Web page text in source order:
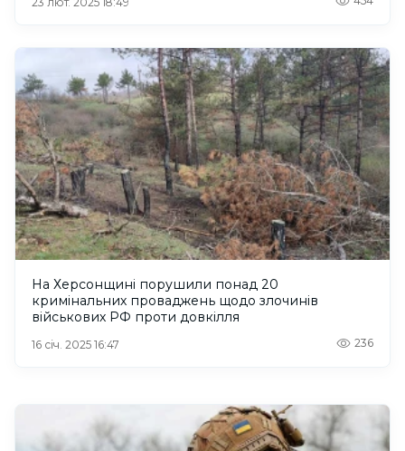
На Херсонщині порушили понад 20
кримінальних проваджень щодо злочинів
військових РФ проти довкілля
16 січ. 2025 16:47 236